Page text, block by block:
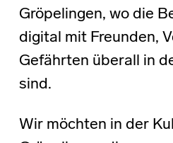
Gröpelingen, wo die
digital mit Freunden,
Gefährten überall in
sind.
Wir möchten in der